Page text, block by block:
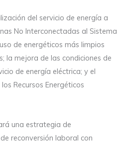
del servicio de energía a
No Interconectadas al Sistema
de energéticos más limpios
la mejora de las condiciones de
de energía eléctrica; y el
Recursos Energéticos
una estrategia de
reconversión laboral con